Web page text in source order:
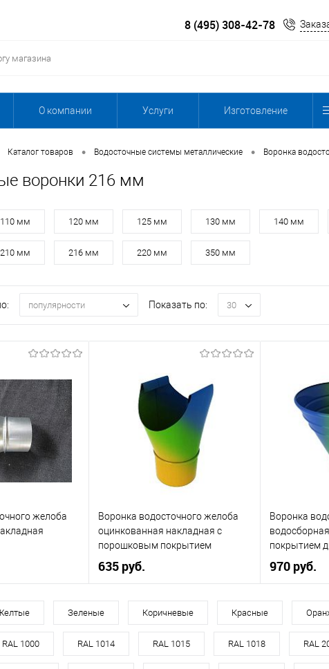
8 (495) 308-42-78
О компании Услуги Изготовление
Каталог товаров • Водосточные системы металлические • Воронка
воронки 216 мм
110 мм 120 мм 125 мм 130 мм 140 мм
210 мм 216 мм 220 мм 350 мм
популярности Показать по: 30
желоба
216
сталь
цинк
Воронка водосточного желоба
оцинкованная накладная с
порошковым покрытием
диаметр 216 мм все цвета RAL
635 руб.
Диаметр, мм 216
Материал
оцинкованная сталь с
порошковым
покрытием
Воронка
покрытием
все цвета RAL
970 руб.
Диаметр, мм
Материал
Зеленые Коричневые Красные
RAL 1000 RAL 1014 RAL 1015 RAL 1018 RAL